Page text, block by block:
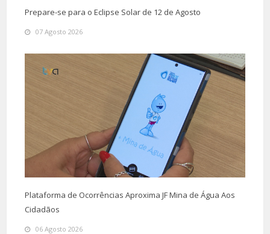
Prepare-se para o Eclipse Solar de 12 de Agosto
07 Agosto 2026
Plataforma de Ocorrências Aproxima JF Mina de Água Aos
Cidadãos
06 Agosto 2026